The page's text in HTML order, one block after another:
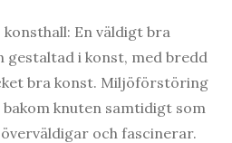
konsthall: En väldigt bra
i konst, med bredd
bra konst. Miljöförstöring
knuten samtidigt som
och fascinerar.